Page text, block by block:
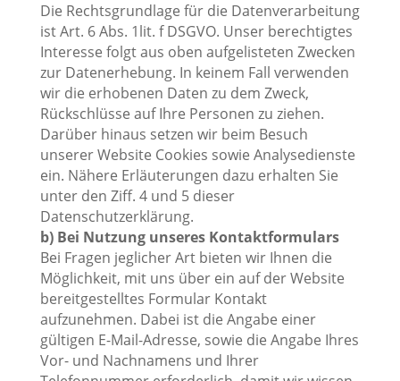
Die Rechtsgrundlage für die Datenverarbeitung
ist Art. 6 Abs. 1lit. f DSGVO. Unser berechtigtes
Interesse folgt aus oben aufgelisteten Zwecken
zur Datenerhebung. In keinem Fall verwenden
wir die erhobenen Daten zu dem Zweck,
Rückschlüsse auf Ihre Personen zu ziehen.
Darüber hinaus setzen wir beim Besuch
unserer Website Cookies sowie Analysedienste
ein. Nähere Erläuterungen dazu erhalten Sie
unter den Ziff. 4 und 5 dieser
Datenschutzerklärung.
b) Bei Nutzung unseres Kontaktformulars
Bei Fragen jeglicher Art bieten wir Ihnen die
Möglichkeit, mit uns über ein auf der Website
bereitgestelltes Formular Kontakt
aufzunehmen. Dabei ist die Angabe einer
gültigen E-Mail-Adresse, sowie die Angabe Ihres
Vor- und Nachnamens und Ihrer